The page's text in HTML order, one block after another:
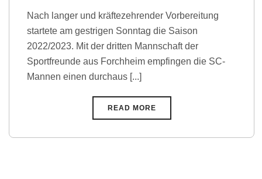
Nach langer und kräftezehrender Vorbereitung
startete am gestrigen Sonntag die Saison
2022/2023. Mit der dritten Mannschaft der
Sportfreunde aus Forchheim empfingen die SC-
Mannen einen durchaus [...]
READ MORE